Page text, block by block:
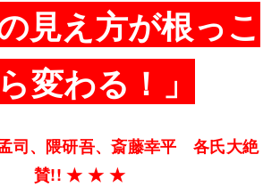
見え方が根っこ
変わる！」
、隈研吾、斎藤幸平 各氏大絶
賛!! ★ ★ ★